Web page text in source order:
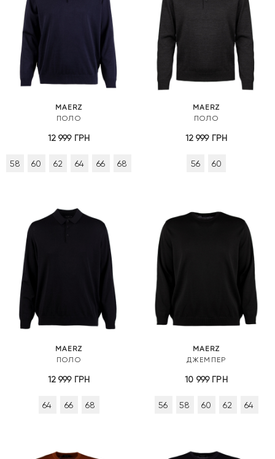
MAERZ
ПОЛО
12 999 ГРН
58 60 62 64 66 68
MAERZ
ПОЛО
12 999 ГРН
56 60
MAERZ
ПОЛО
12 999 ГРН
64 66 68
MAERZ
ДЖЕМПЕР
10 999 ГРН
56 58 60 62 64